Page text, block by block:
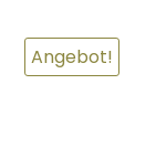
Angebot!